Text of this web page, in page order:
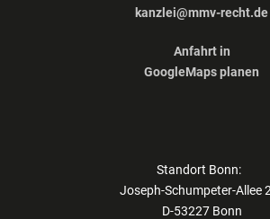
kanzlei@mmv-recht.de
Anfahrt in
GoogleMaps planen
Standort Bonn:
Joseph-Schumpeter-Allee
D-53227 Bonn